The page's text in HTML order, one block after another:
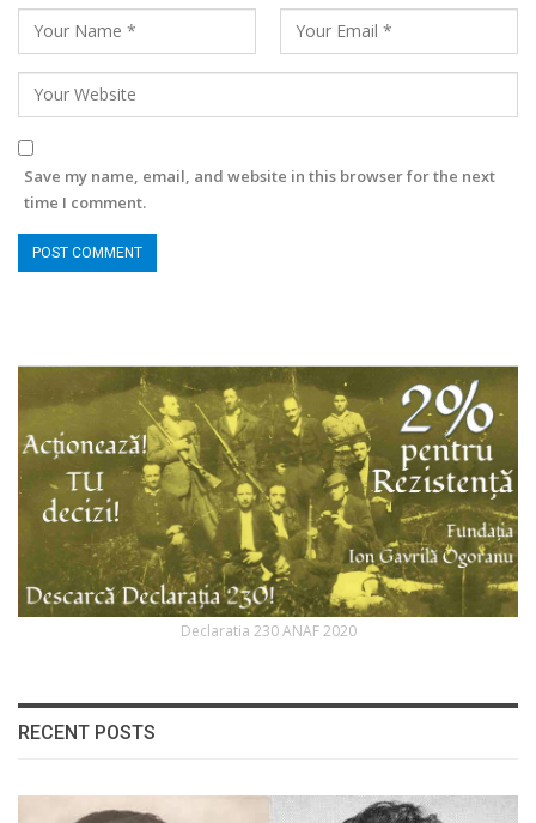
Save my name, email, and website in this browser for the next
time I comment.
Declaratia 230 ANAF 2020
RECENT POSTS